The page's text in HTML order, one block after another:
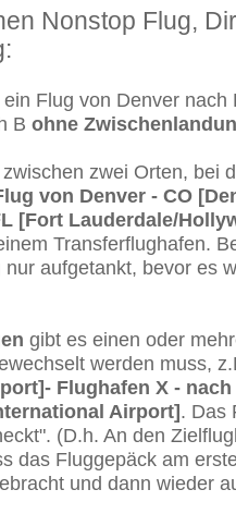
Nonstop Flug,
ein Flug von Denver
B ohne
zwei Orten, bei
von Denver - CO
[Fort Lauderdale/
Transferflughafen.
aufgetankt, bevor es
gibt es einen oder
werden muss,
Flughafen X -
Airport]. Das
(D.h. An den
das Fluggepäck am
und dann wieder